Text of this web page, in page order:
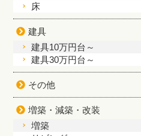
床
建具
建具10万円台～
建具30万円台～
その他
増築・減築・改装
増築